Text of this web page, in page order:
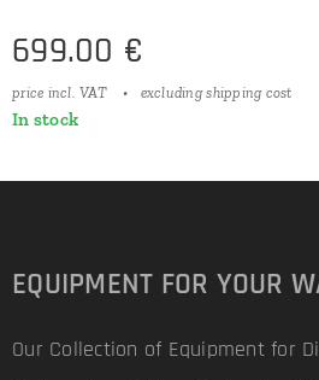
699.00 €
price incl. VAT excluding shipping cost
In stock
EQUIPMENT FOR YOUR
Our Collection of Equipment for